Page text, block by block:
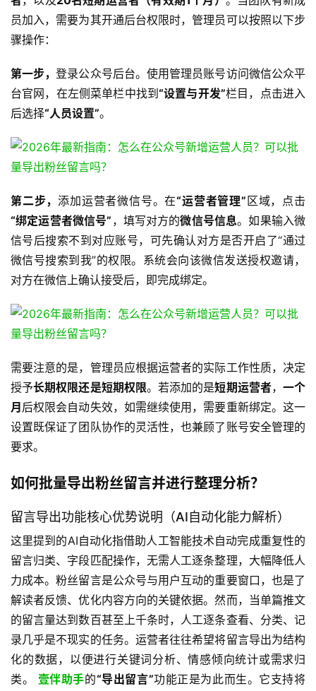
员加入，需要为其开通后台权限时，管理员可以按照以下步
骤操作：
第一步，登录公众号后台。使用管理员账号访问微信公众平
台官网，在左侧菜单栏中找到 “设置与开发”栏目，点击进入
后选择“人员设置”。
第二步，添加运营者微信号。在“运营者管理” 区域，点击
“绑定运营者微信号” ，填写对方的微信号信息。如果输入微
信号后搜索不到对应账号，可先确认对方是否开启了“通过
微信号搜索到我”的权限。系统会向该微信发送授权邀请，
对方在微信上确认接受后，即完成绑定。
需要注意的是，管理员应根据运营者的实际工作性质，决定
授予长期权限还是短期权限。若添加的是短期运营者， 一个
月 后权限会自动失效，如需继续使用，需要重新绑定。这一
设置既保证了团队协作的灵活性，也兼顾了账号安全管理的
要求。
如何批量导出粉丝留言并进行整理分析？
留言导出功能核心优势说明（AI自动化能力解析）
这里提到的AI自动化指借助人工智能技术自动完成重复性的
留言归类、字段匹配操作，无需人工逐条整理，大幅降低人
力成本。粉丝留言是公众号与用户互动的重要窗口，也是了
解读者反馈、优化内容方向的关键依据。然而，当单篇推文
的留言量达到数百甚至上千条时，人工逐条查看、分类、记
录几乎是不现实的任务。运营者往往希望将留言导出为结构
化的数据，以便进行关键词分析、情感倾向统计或需求归
类。 壹伴助手的“导出留言”功能正是为此而生。它支持将